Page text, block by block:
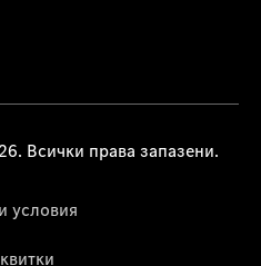
Всички права запазени.
условия